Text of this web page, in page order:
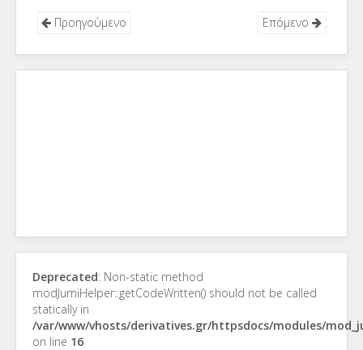
Προηγούμενο Επόμενο
Deprecated: Non-static method
modJumiHelper::getCodeWritten() should not be called
statically in
/var/www/vhosts/derivatives.gr/httpsdocs/modules/
on line 16